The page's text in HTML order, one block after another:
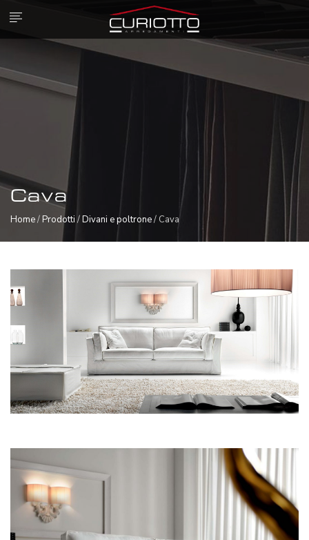
Cava
Home/ Prodotti /Divani e poltrone/ Cava